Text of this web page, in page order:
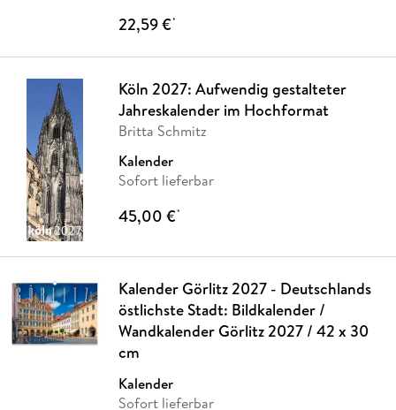
22,59 €*
Köln 2027: Aufwendig gestalteter
Jahreskalender im Hochformat
Britta Schmitz
Kalender
Sofort lieferbar
45,00 €*
Kalender Görlitz 2027 - Deutschlands
östlichste Stadt: Bildkalender /
Wandkalender Görlitz 2027 / 42 x 30
cm
Kalender
Sofort lieferbar